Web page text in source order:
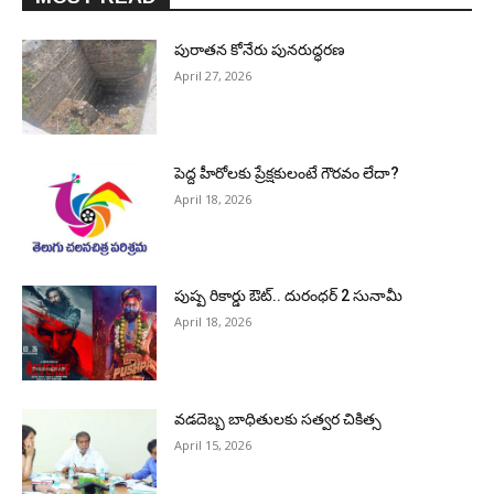
పురాత‌న కోనేరు పున‌రుద్ధ‌ర‌ణ
April 27, 2026
పెద్ద హీరోల‌కు ప్రేక్ష‌కులంటే గౌర‌వం లేదా?
April 18, 2026
పుష్ప రికార్డు ఔట్‌.. దురంధ‌ర్ 2 సునామీ
April 18, 2026
వడదెబ్బ బాధితులకు సత్వర చికిత్స
April 15, 2026